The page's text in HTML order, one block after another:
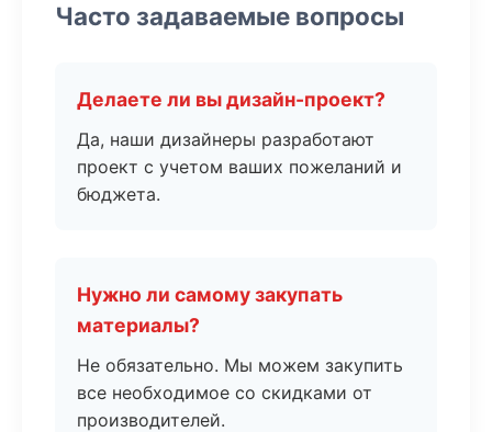
Часто задаваемые вопросы
Делаете ли вы дизайн-проект?
Да, наши дизайнеры разработают
проект с учетом ваших пожеланий и
бюджета.
Нужно ли самому закупать
материалы?
Не обязательно. Мы можем закупить
все необходимое со скидками от
производителей.